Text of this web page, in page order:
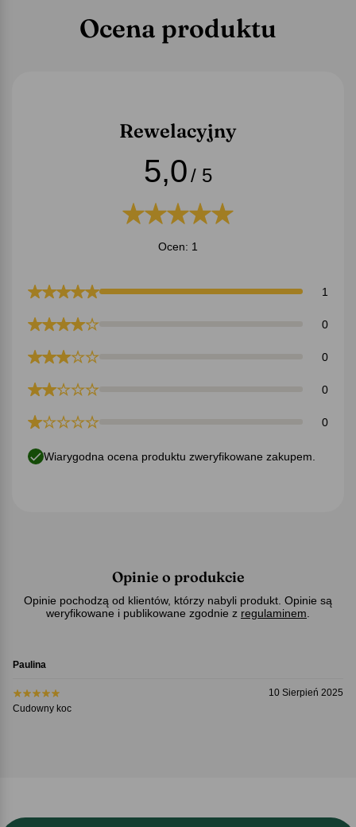
Ocena produktu
Rewelacyjny
5,0/ 5
Ocen: 1
1
0
0
0
0
Wiarygodna ocena produktu zweryfikowane zakupem.
Opinie o produkcie
Opinie pochodzą od klientów, którzy nabyli produkt. Opinie są
weryfikowane i publikowane zgodnie z regulaminem
Paulina
10 Sierpień 2025
Cudowny koc